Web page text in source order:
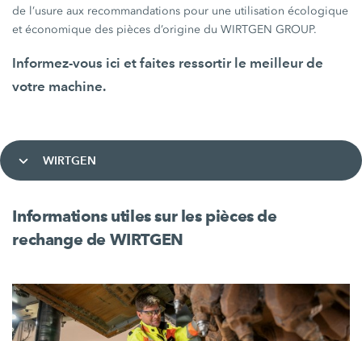
de l’usure aux recommandations pour une utilisation écologique
et économique des pièces d’origine du WIRTGEN GROUP.
Informez-vous ici et faites ressortir le meilleur de
votre machine.
WIRTGEN
Informations utiles sur les pièces de
rechange de WIRTGEN